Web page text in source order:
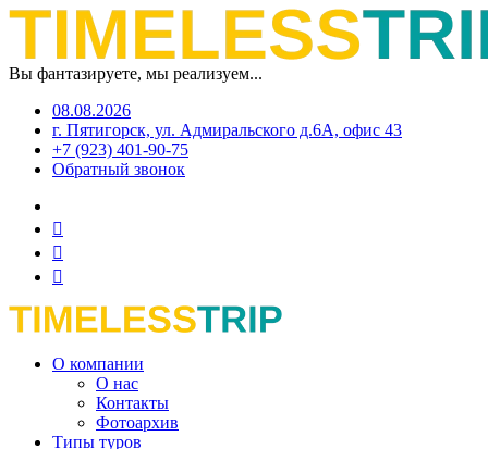
Вы фантазируете, мы реализуем...
08.08.2026
г. Пятигорск, ул. Адмиральского д.6А, офис 43
+7 (923) 401-90-75
Обратный звонок
О компании
О нас
Контакты
Фотоархив
Типы туров